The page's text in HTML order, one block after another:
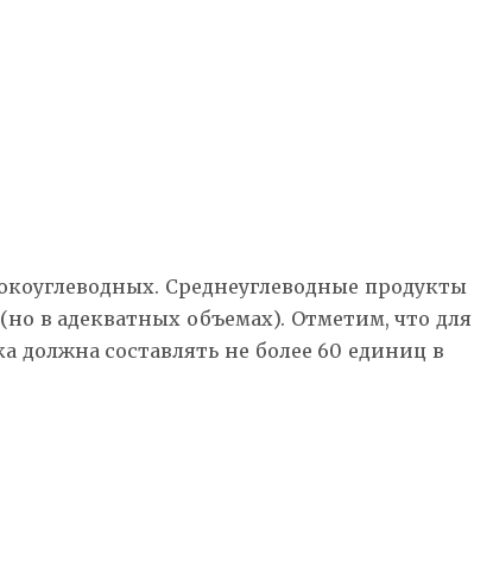
Среднеуглеводные продукты
в адекватных объемах). Отметим, что для
составлять не более 60 единиц в